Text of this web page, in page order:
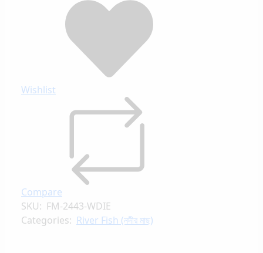
Wishlist
Compare
SKU: FM-2443-WDIE
Categories: River Fish (নদীর মাছ)